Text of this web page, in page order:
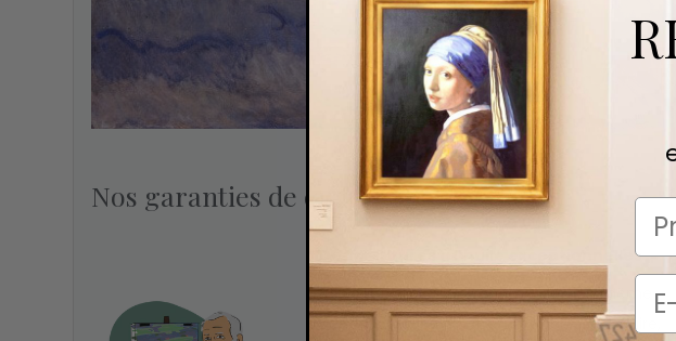
Nos garanties de qualité
Des peintures à l’huile exceptionnelles
Nos chefs-d'œuvre sont l’expression même
des savoir-faire d’autrefois. Pour les produire,